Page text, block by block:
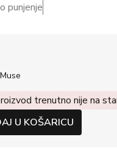
punjenje
trenutno nije na
U KOŠARICU